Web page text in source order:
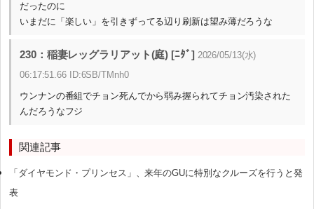
だったのに
いまだに「楽しい」を引きずってる辺り刷新は望み薄だろうな
230：稲妻レッグラリアット(庭) [ﾆﾀﾞ] 2026/05/13(水)
06:17:51.66 ID:6SB/TMnh0
ウンナンの番組でチョン死んでから弱み握られてチョン汚染された
んだろうなフジ
関連記事
「ダイヤモンド・プリンセス」、来年のGUに特別なクルーズを行うと発
表